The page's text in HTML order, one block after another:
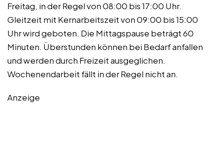
Freitag, in der Regel von 08:00 bis 17:00 Uhr.
Gleitzeit mit Kernarbeitszeit von 09:00 bis 15:00
Uhr wird geboten. Die Mittagspause beträgt 60
Minuten. Überstunden können bei Bedarf anfallen
und werden durch Freizeit ausgeglichen.
Wochenendarbeit fällt in der Regel nicht an.
Anzeige